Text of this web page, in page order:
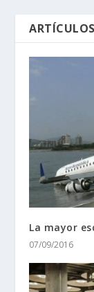
La mayor
07/09/2016